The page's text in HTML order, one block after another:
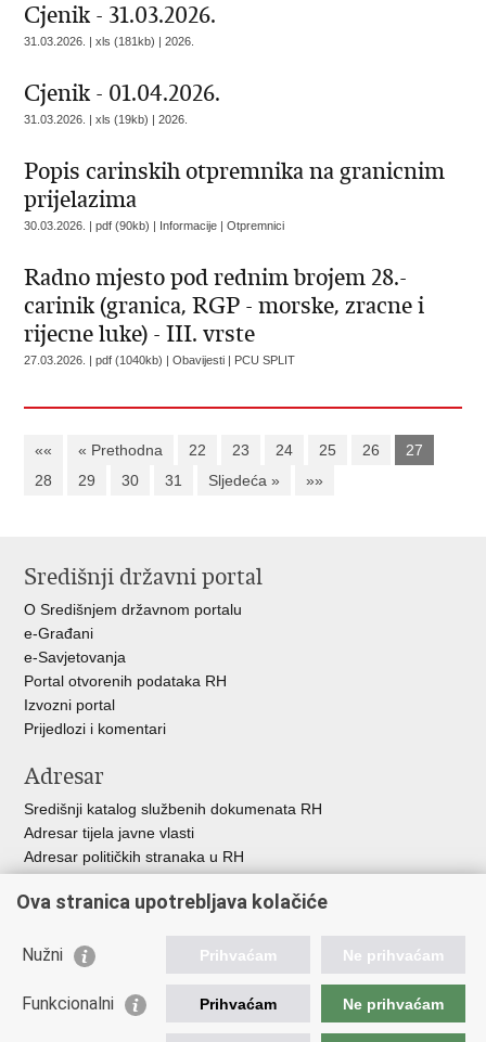
Cjenik - 31.03.2026.
31.03.2026. | xls (181kb) |2026.
Cjenik - 01.04.2026.
31.03.2026. | xls (19kb) |2026.
Popis carinskih otpremnika na granicnim
prijelazima
30.03.2026. | pdf (90kb) | Informacije |Otpremnici
Radno mjesto pod rednim brojem 28.-
carinik (granica, RGP - morske, zracne i
rijecne luke) - III. vrste
27.03.2026. | pdf (1040kb) | Obavijesti | PCU SPLIT
«« « Prethodna 22 23 24 25 26
27
28
29 30 31 Sljedeća » »»
Središnji državni portal
O Središnjem državnom portalu
e-Građani
e-Savjetovanja
Portal otvorenih podataka RH
Izvozni portal
Prijedlozi i komentari
Adresar
Središnji katalog službenih dokumenata RH
Adresar tijela javne vlasti
Adresar političkih stranaka u RH
Besplatni telefoni javne uprave
Važne poveznice
Vlada Republike Hrvatske
Ova stranica upotrebljava kolačiće
Nužni Prihvaćam Ne prihvaćam
Funkcionalni Prihvaćam Ne prihvaćam